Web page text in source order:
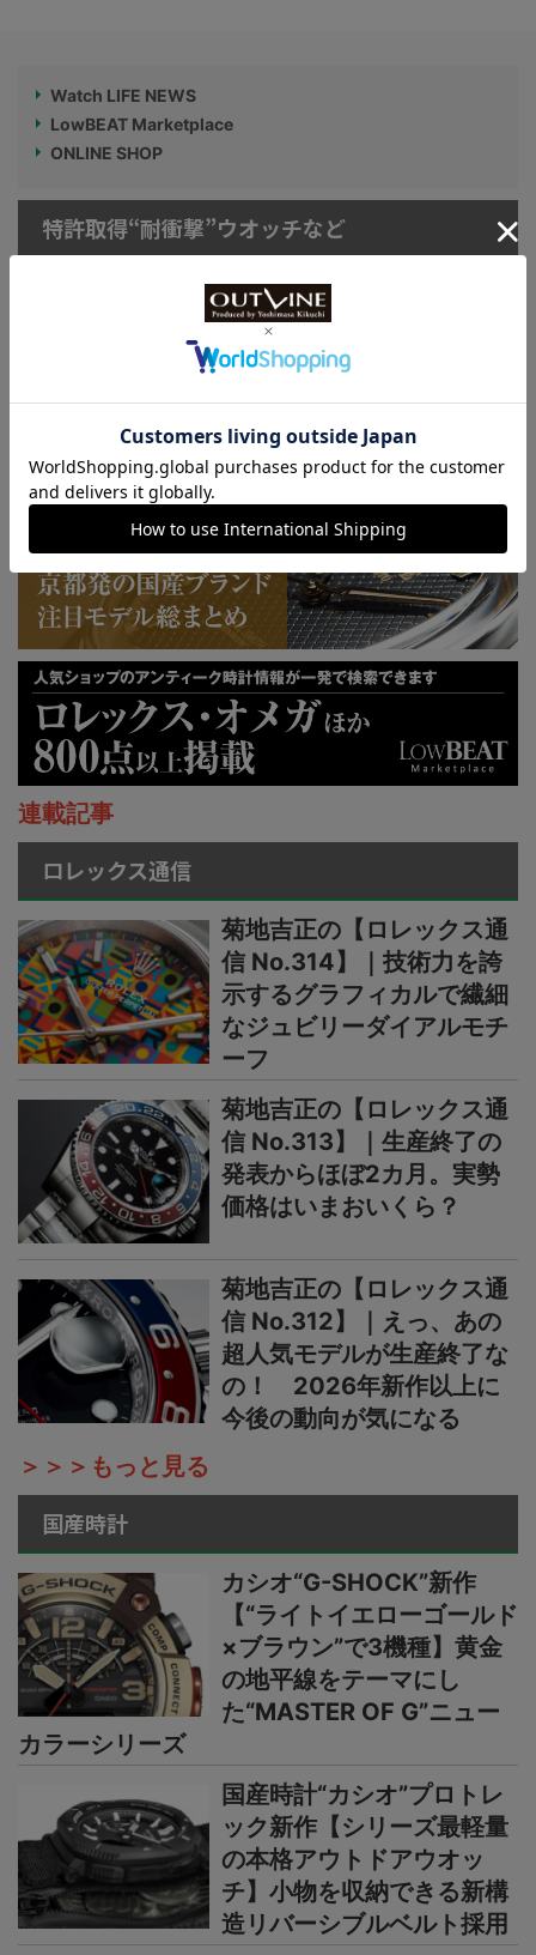
Watch LIFE NEWS
LowBEAT Marketplace
ONLINE SHOP
特許取得“耐衝撃”ウオッチなど
KUOE：総まとめ
連載記事
ロレックス通信
菊地吉正の【ロレックス通
信 No.314】｜技術力を誇
示するグラフィカルで繊細
なジュビリーダイアルモチ
ーフ
菊地吉正の【ロレックス通
信 No.313】｜生産終了の
発表からほぼ2カ月。実勢
価格はいまおいくら？
菊地吉正の【ロレックス通
信 No.312】｜えっ、あの
超人気モデルが生産終了な
の！ 2026年新作以上に
今後の動向が気になる
＞＞＞もっと見る
国産時計
カシオ“G-SHOCK”新作
【“ライトイエローゴールド
×ブラウン”で3機種】黄金
の地平線をテーマにし
た“MASTER OF G”ニュー
カラーシリーズ
国産時計“カシオ”プロトレ
ック新作【シリーズ最軽量
の本格アウトドアウオッ
チ】小物を収納できる新構
造リバーシブルベルト採用